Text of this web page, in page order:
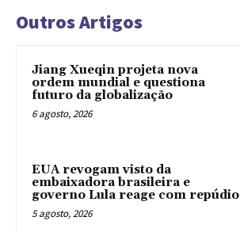
Outros Artigos
Jiang Xueqin projeta nova
ordem mundial e questiona
futuro da globalização
6 agosto, 2026
EUA revogam visto da
embaixadora brasileira e
governo Lula reage com repúdio
5 agosto, 2026